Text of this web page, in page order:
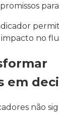
no
em
não